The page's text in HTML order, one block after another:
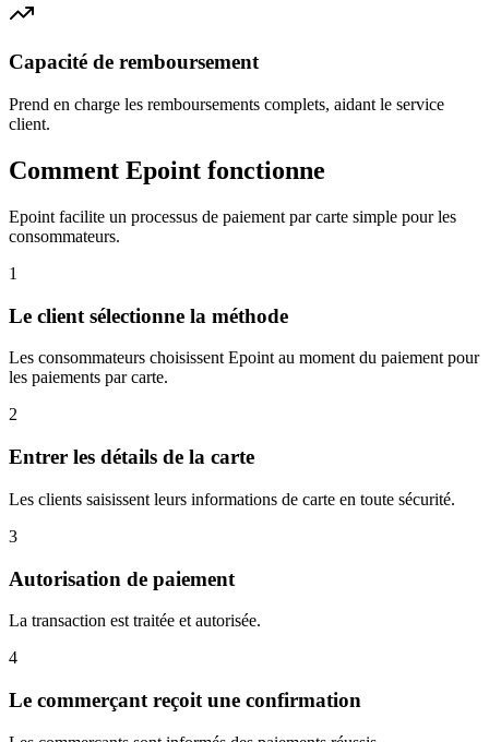
Capacité de remboursement
Prend en charge les remboursements complets, aidant le service
client.
Comment Epoint fonctionne
Epoint facilite un processus de paiement par carte simple pour les
consommateurs.
1
Le client sélectionne la méthode
Les consommateurs choisissent Epoint au moment du paiement pour
les paiements par carte.
2
Entrer les détails de la carte
Les clients saisissent leurs informations de carte en toute sécurité.
3
Autorisation de paiement
La transaction est traitée et autorisée.
4
Le commerçant reçoit une confirmation